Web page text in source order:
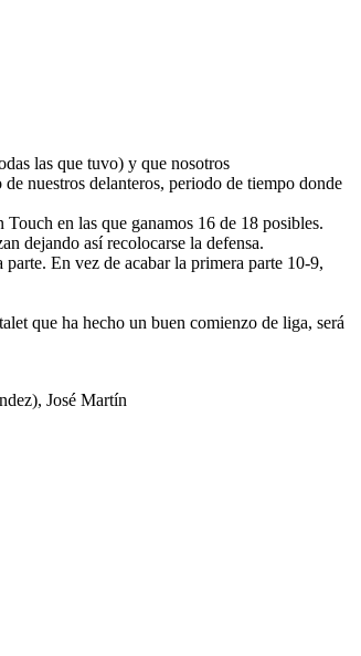
las que tuvo) y que nosotros
nuestros delanteros, periodo de tiempo donde
en las que ganamos 16 de 18 posibles.
dejando así recolocarse la defensa.
En vez de acabar la primera parte 10-9,
que ha hecho un buen comienzo de liga, será
José Martín